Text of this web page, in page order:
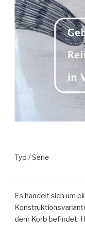
Typ / Serie
Es handelt sich um
dem Korb befindet: